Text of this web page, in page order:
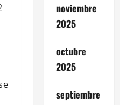
noviembre
2025
octubre
2025
septiembre